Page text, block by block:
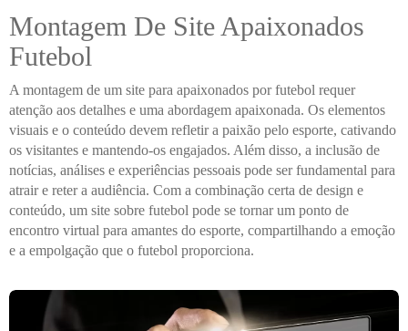
Montagem De Site Apaixonados
Futebol
A montagem de um site para apaixonados por futebol requer
atenção aos detalhes e uma abordagem apaixonada. Os elementos
visuais e o conteúdo devem refletir a paixão pelo esporte, cativando
os visitantes e mantendo-os engajados. Além disso, a inclusão de
notícias, análises e experiências pessoais pode ser fundamental para
atrair e reter a audiência. Com a combinação certa de design e
conteúdo, um site sobre futebol pode se tornar um ponto de
encontro virtual para amantes do esporte, compartilhando a emoção
e a empolgação que o futebol proporciona.